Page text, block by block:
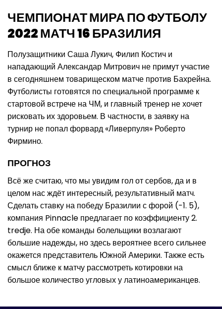
ЧЕМПИОНАТ МИРА ПО ФУТБОЛУ
2022 МАТЧ 16 БРАЗИЛИЯ
Полузащитники Саша Лукич, Филип Костич и
нападающий Александар Митрович не примут участие
в сегодняшнем товарищеском матче против Бахрейна.
Футболисты готовятся по специальной программе к
стартовой встрече на ЧМ, и главный тренер не хочет
рисковать их здоровьем. В частности, в заявку на
турнир не попал форвард «Ливерпуля» Роберто
Фирмино.
ПРОГНОЗ
Всё же считаю, что мы увидим гол от сербов, да и в
целом нас ждёт интересный, результативный матч.
Сделать ставку на победу Бразилии с форой (-1. 5),
компания Pinnacle предлагает по коэффициенту 2.
tredje. На обе команды болельщики возлагают
большие надежды, но здесь вероятнее всего сильнее
окажется представитель Южной Америки. Также есть
смысл ближе к матчу рассмотреть котировки на
большое количество угловых у латиноамериканцев.